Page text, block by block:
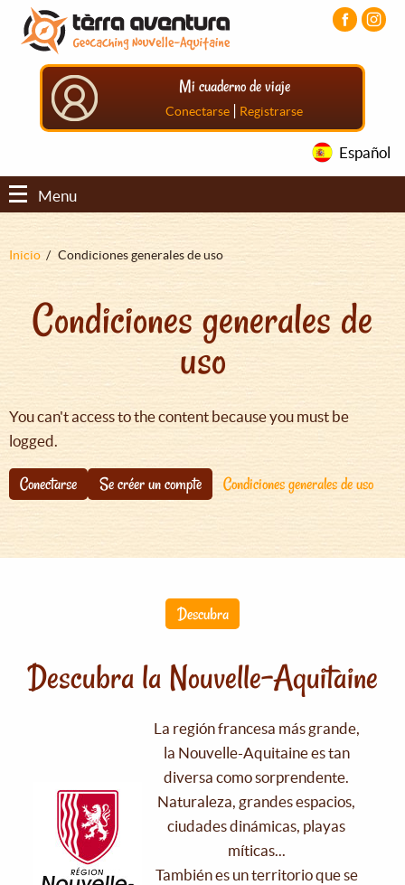
Pasar
contenido
principal
Pasar
menú
principal
Pasar
principal
Mi cuaderno de viaje
Conectarse | Registrarse
Español
Menu
Sobrescribir
ayuda
navegación
Inicio Condiciones generales de uso
Condiciones generales de
uso
You can't access to the content because you must be
logged.
Conectarse Se créer un compte Condiciones generales de uso
Descubra
Descubra la Nouvelle-Aquitaine
La región francesa más grande,
la Nouvelle-Aquitaine es tan
diversa como sorprendente.
Naturaleza, grandes espacios,
ciudades dinámicas, playas
míticas...
También es un territorio que se